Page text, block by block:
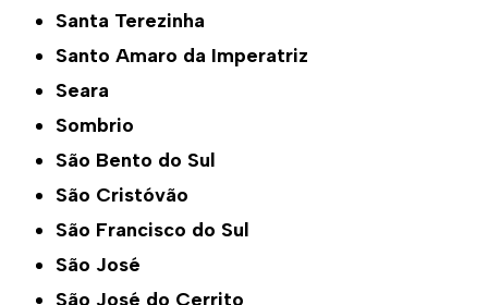
Santa Terezinha
Santo Amaro da Imperatriz
Seara
Sombrio
São Bento do Sul
São Cristóvão
São Francisco do Sul
São José
São José do Cerrito